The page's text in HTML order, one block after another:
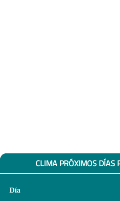
CLIMA PRÓXIMOS DÍAS
Día